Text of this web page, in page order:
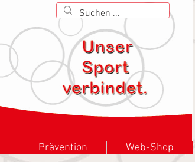
Prävention Web-Shop